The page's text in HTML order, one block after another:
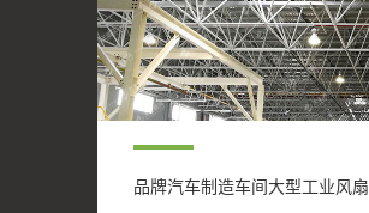
品牌汽车制造车间大型工业风扇